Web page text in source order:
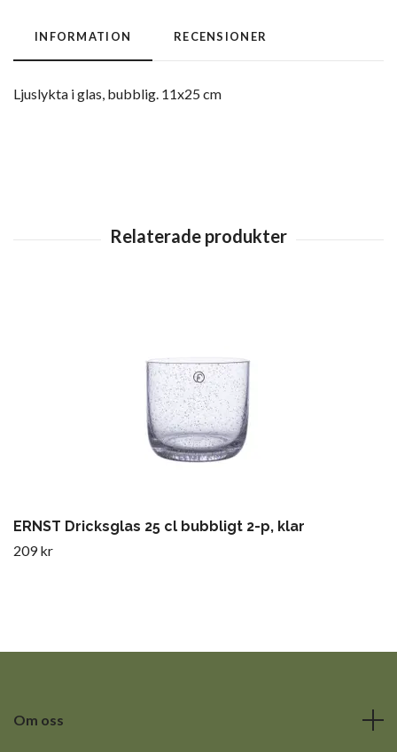
INFORMATION RECENSIONER
Ljuslykta i glas, bubblig. 11x25 cm
ERNST Dricksglas 25 cl bubbligt 2-p, klar
209 kr
Om oss